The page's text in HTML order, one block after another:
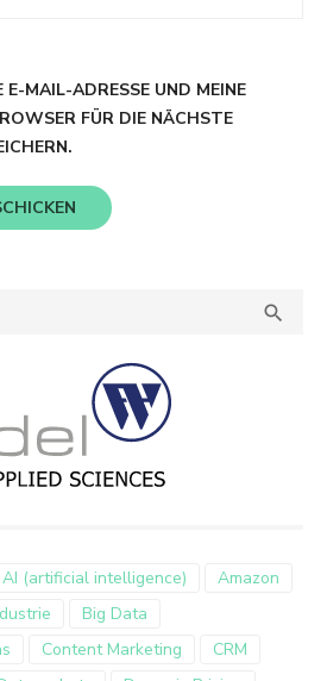
E-MAIL-ADRESSE UND MEINE
FÜR DIE NÄCHSTE

AI (artificial intelligence)
Amazon
Big Data
Content Marketing
CRM